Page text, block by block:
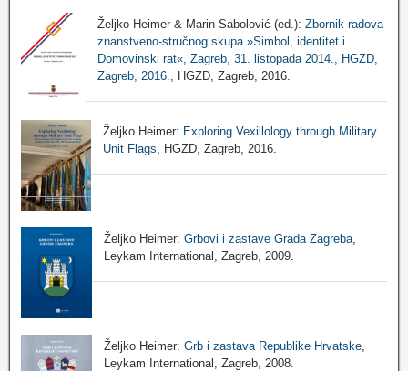
Željko Heimer & Marin Sabolović (ed.): Zbornik radova
znanstveno-stručnog skupa »Simbol, identitet i
Domovinski rat«, Zagreb, 31. listopada 2014., HGZD,
Zagreb, 2016.
, HGZD, Zagreb, 2016.
Željko Heimer: Exploring Vexillology through Military
Unit Flags , HGZD, Zagreb, 2016.
Željko Heimer: Grbovi i zastave Grada Zagreba
Leykam International, Zagreb, 2009.
Željko Heimer:Grb i zastava Republike Hrvatske
Leykam International, Zagreb, 2008.